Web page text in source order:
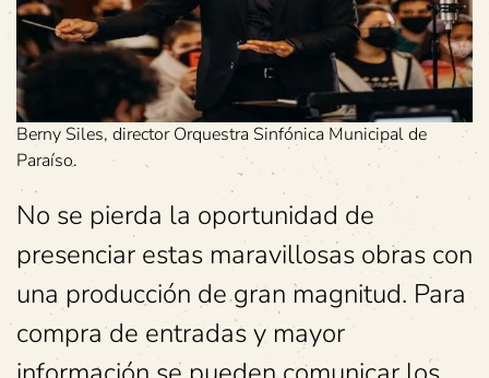
Berny Siles, director Orquestra Sinfónica Municipal de
Paraíso.
No se pierda la oportunidad de
presenciar estas maravillosas obras con
una producción de gran magnitud. Para
compra de entradas y mayor